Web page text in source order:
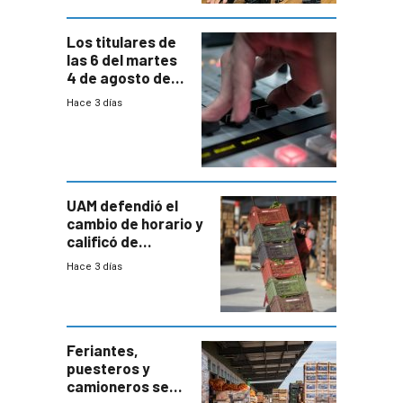
Los titulares de
las 6 del martes
4 de agosto de
2026
Hace 3 días
UAM defendió el
cambio de horario y
calificó de
“desproporcionado”
Hace 3 días
Feriantes,
puesteros y
camioneros se